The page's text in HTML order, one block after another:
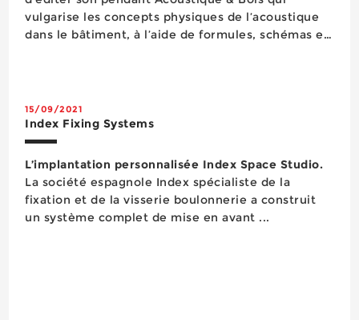
vulgarise les concepts physiques de l’acoustique
dans le bâtiment, à l’aide de formules, schémas et
15/09/2021
Index Fixing Systems
L’implantation personnalisée Index Space Studio.
La société espagnole Index spécialiste de la
fixation et de la visserie boulonnerie a construit
un système complet de mise en avant ...